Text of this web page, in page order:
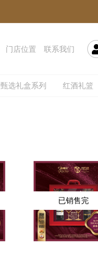
门店位置 联系我们
甄选礼盒系列 红酒礼篮
已销售完